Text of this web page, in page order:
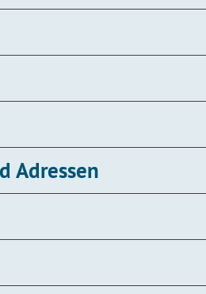
Adressen